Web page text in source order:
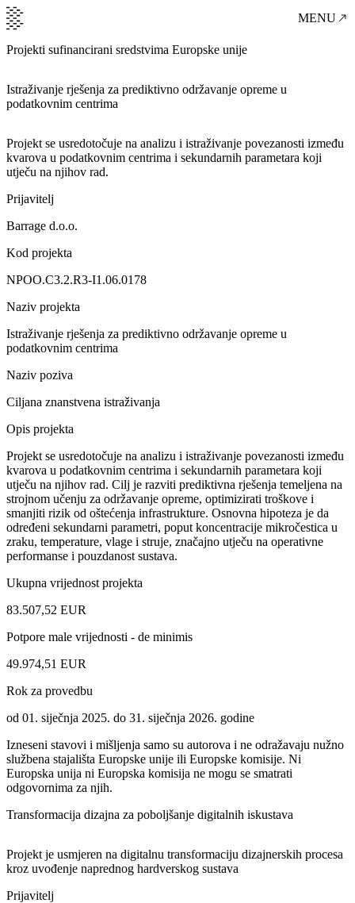
MENU
Projekti sufinancirani sredstvima Europske unije
Istraživanje rješenja za prediktivno održavanje opreme u
podatkovnim centrima
Projekt se usredotočuje na analizu i istraživanje povezanosti između
kvarova u podatkovnim centrima i sekundarnih parametara koji
utječu na njihov rad.
Prijavitelj
Barrage d.o.o.
Kod projekta
NPOO.C3.2.R3-I1.06.0178
Naziv projekta
Istraživanje rješenja za prediktivno održavanje opreme u
podatkovnim centrima
Naziv poziva
Ciljana znanstvena istraživanja
Opis projekta
Projekt se usredotočuje na analizu i istraživanje povezanosti između
kvarova u podatkovnim centrima i sekundarnih parametara koji
utječu na njihov rad. Cilj je razviti prediktivna rješenja temeljena na
strojnom učenju za održavanje opreme, optimizirati troškove i
smanjiti rizik od oštećenja infrastrukture. Osnovna hipoteza je da
određeni sekundarni parametri, poput koncentracije mikročestica u
zraku, temperature, vlage i struje, značajno utječu na operativne
performanse i pouzdanost sustava.
Ukupna vrijednost projekta
83.507,52 EUR
Potpore male vrijednosti - de minimis
49.974,51 EUR
Rok za provedbu
od 01. siječnja 2025. do 31. siječnja 2026. godine
Izneseni stavovi i mišljenja samo su autorova i ne odražavaju nužno
službena stajališta Europske unije ili Europske komisije. Ni
Europska unija ni Europska komisija ne mogu se smatrati
odgovornima za njih.
Transformacija dizajna za poboljšanje digitalnih iskustava
Projekt je usmjeren na digitalnu transformaciju dizajnerskih procesa
kroz uvođenje naprednog hardverskog sustava
Prijavitelj